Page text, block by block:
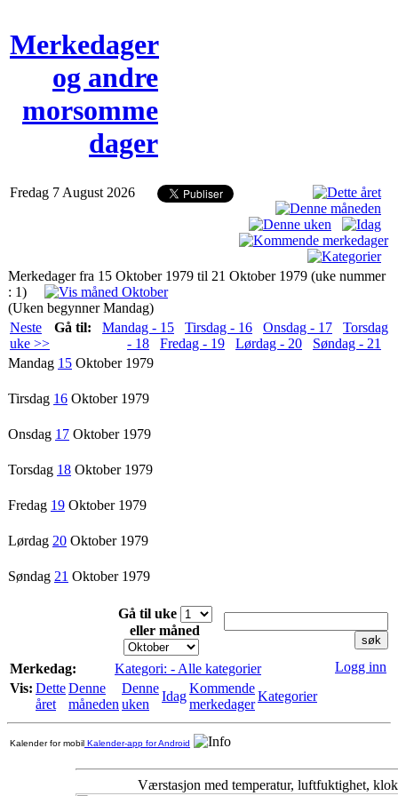
Merkedager
og andre
morsomme
dager
Fredag 7 August 2026
Merkedager fra 15 Oktober 1979 til 21 Oktober 1979 (uke nummer
: 1)
(Uken begynner Mandag)
Neste
uke >>
Gå til: Mandag - 15 Tirsdag - 16 Onsdag - 17
Torsdag
- 18
Fredag - 19 Lørdag - 20
Søndag - 21
Mandag 15 Oktober 1979
Tirsdag 16 Oktober 1979
Onsdag 17 Oktober 1979
Torsdag 18 Oktober 1979
Fredag 19 Oktober 1979
Lørdag 20 Oktober 1979
Søndag 21 Oktober 1979
Gå til uke
eller måned
Merkedag:
Kategori: - Alle kategorier
Vis: Dette
året
Denne
måneden
Denne
uken
Idag
Kommende
merkedager
Kategorier
Logg inn
Kalender for mobil Kalender-app for Android
Værstasjon med temperatur, luftfuktighet,